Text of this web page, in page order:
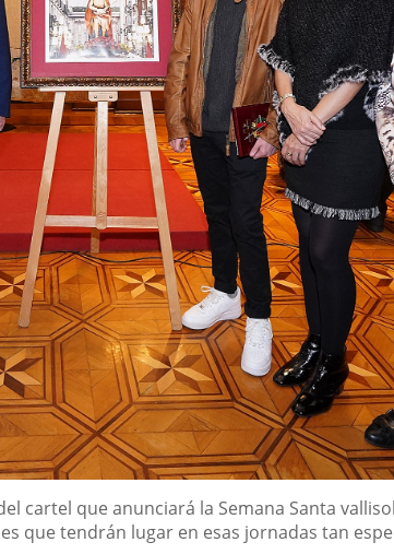
cartel que anunciará la Semana Santa
que tendrán lugar en esas jornadas tan